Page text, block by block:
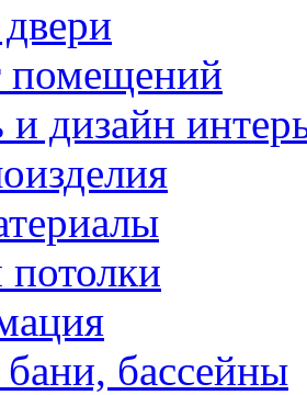
помещений
дизайн
бассейны